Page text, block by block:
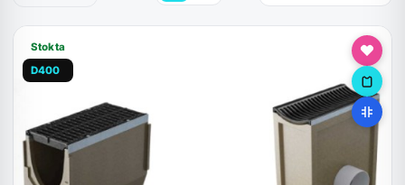
Stokta
D400